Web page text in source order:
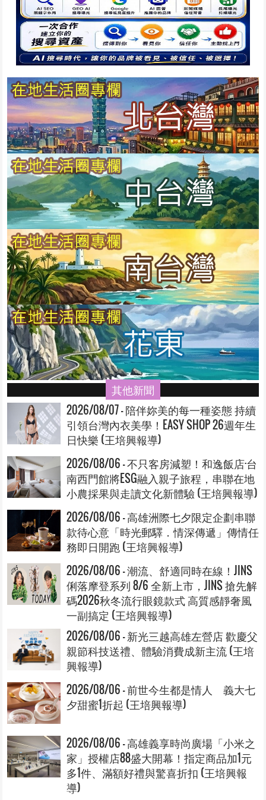
其他新聞
2026/08/07 - 陪伴妳美的每一種姿態 持續
引領台灣內衣美學！EASY SHOP 26週年生
日快樂 (王培興報導)
2026/08/06 - 不只客房減塑！和逸飯店·台
南西門館將ESG融入親子旅程，串聯在地
小農採果與走讀文化新體驗 (王培興報導)
2026/08/06 - 高雄洲際七夕限定企劃串聯
款待心意「時光郵驛．情深傳遞」傳情任
務即日開跑 (王培興報導)
2026/08/06 - 潮流、舒適同時在線！JINS
俐落摩登系列 8/6 全新上市，JINS 搶先解
碼2026秋冬流行眼鏡款式 高質感靜奢風
一副搞定 (王培興報導)
2026/08/06 - 新光三越高雄左營店 歡慶父
親節科技送禮、體驗消費成新主流 (王培
興報導)
2026/08/06 - 前世今生都是情人 義大七
夕甜蜜1折起 (王培興報導)
2026/08/06 - 高雄義享時尚廣場「小米之
家」授權店88盛大開幕！指定商品加1元
多1件、滿額好禮與驚喜折扣 (王培興報
導)